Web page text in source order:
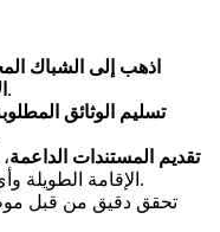
اذهب إلى الشباك
في محافظة مانت-لا-جولي.
تسليم الوثائق
تقديم المستندات الداعمة
الإقامة الطويلة وأي وثائق أخرى تتعلق بحالة المتقدم.
تحقق دقيق من قبل